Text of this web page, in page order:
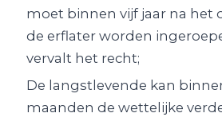
moet binnen vijf jaar na het
de erflater worden
vervalt het recht;
De langstlevende kan
maanden de wettelijke